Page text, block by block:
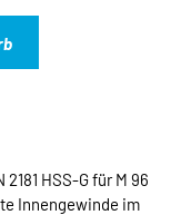
HSS-G für M 96
Innengewinde im